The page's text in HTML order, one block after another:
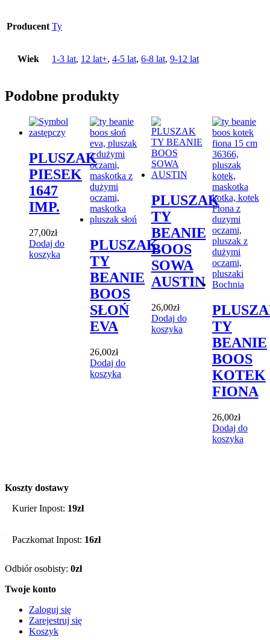
Producent Ty
Wiek 1-3 lat, 12 lat+, 4-5 lat, 6-8 lat, 9-12 lat
Podobne produkty
PLUSZAK
PIESEK
1647
IMP.
27,00zł
Dodaj do
koszyka
PLUSZAK
TY
BEANIE
BOOS
SŁOŃ
EVA
26,00zł
Dodaj do
koszyka
PLUSZAK
TY
BEANIE
BOOS
SOWA
AUSTIN
26,00zł
Dodaj do
koszyka
TY
BEANIE
BOOS
KOTEK
FIONA
26,00zł
Dodaj do
koszyka
Koszty dostawy
Kurier Inpost: 19zł
Paczkomat Inpost: 16zł
Odbiór osobisty: 0zł
Twoje konto
Zaloguj się
Zarejestruj się
Koszyk